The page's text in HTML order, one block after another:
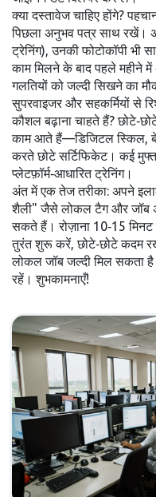
क्या दस्तावेज चाहिए होंगे?
पिछला अनुभव पत्र साथ रखें।
ट्रेनिंग), उनकी फोटोकॉपी भी
काम मिलने के बाद पहले महीने में
गलतियों को जल्दी सिखने का
सुपरवाइजर और सहकर्मियों से
कौशल बढ़ाना चाहते हैं?
काम आते हैं—डिजिटल स्किल,
करते छोटे सर्टिफिकेट। कई
प्लेटफ़ॉर्म‑आधारित ट्रेनिंग।
अंत में एक तेज तरीका: अपने
शैली" जैसे लोकल टैग और जॉब
सकते हैं। रोज़ाना 10‑15
तुरंत शुरू करें, छोटे‑छोटे कदम
लोकल जॉब जल्दी मिल सकता
रहें। शुभकामनाएँ!